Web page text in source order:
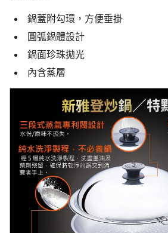
鍋蓋附勾環，方便垂掛
圓弧鍋體設計
鍋面珍珠拋光
內含蒸層